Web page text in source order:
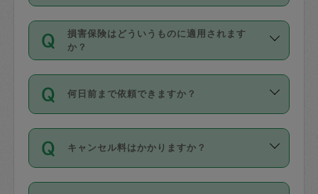
能です。依頼送信後、個別にタスカジさ
んにメッセージを送り調整してくださ
い。ただし、２時間を越えての調整はで
時間も被らない場合、損害保険の対象外
基本的に、高所での作業や危険作業、屋
外での作業は対象外です。
育園や学校の給食やレストランで料理関
係の専門職に従事されていた方、日本で
すでにハウスキーパーや英語の先生とし
てお仕事をしているフィリピン出身の
社員など様々なバックグラウンドの方が
登録しています。
日本語も話せる方など様々です。
応募の際に、各自事務局との面接と説明
を行っています。その後、身分証明書の
写真提出をしていただいています。外国
確認しています。タスカジさんトレーニ
ング動画を使ったセルフトレーニングの
現場トライアルを受け、合格したタスカ
ジさんが活動されています。
損害保険はどういうものに適用されます
か？
依頼者とタスカジさんとの間でタスカジ
を通して成立した作業時間内での作業に
適用されます。作業範囲は、掃除、洗
です。作業中に物を壊したり、人にけが
をさせたりした場合が対象で、補償金額
何日前まで依頼できますか？
ご依頼は、現在を起点に3日後（72時間
以降）の日時から受付可能となっていま
す。
キャンセル料はかかりますか？
キャンセル料には、以下の2種類がありま